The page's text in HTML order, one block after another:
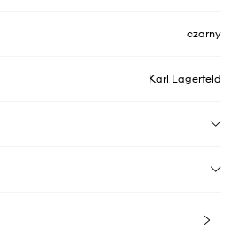
czarny
Karl Lagerfeld